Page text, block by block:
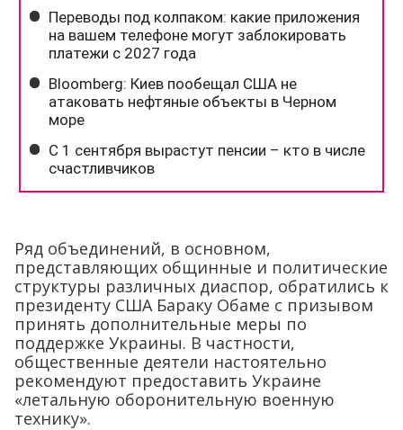
Ряд объединений, в основном,
представляющих общинные и политические
структуры различных диаспор, обратились к
президенту США Бараку Обаме с призывом
принять дополнительные меры по
поддержке Украины. В частности,
общественные деятели настоятельно
рекомендуют предоставить Украине
«летальную оборонительную военную
технику».